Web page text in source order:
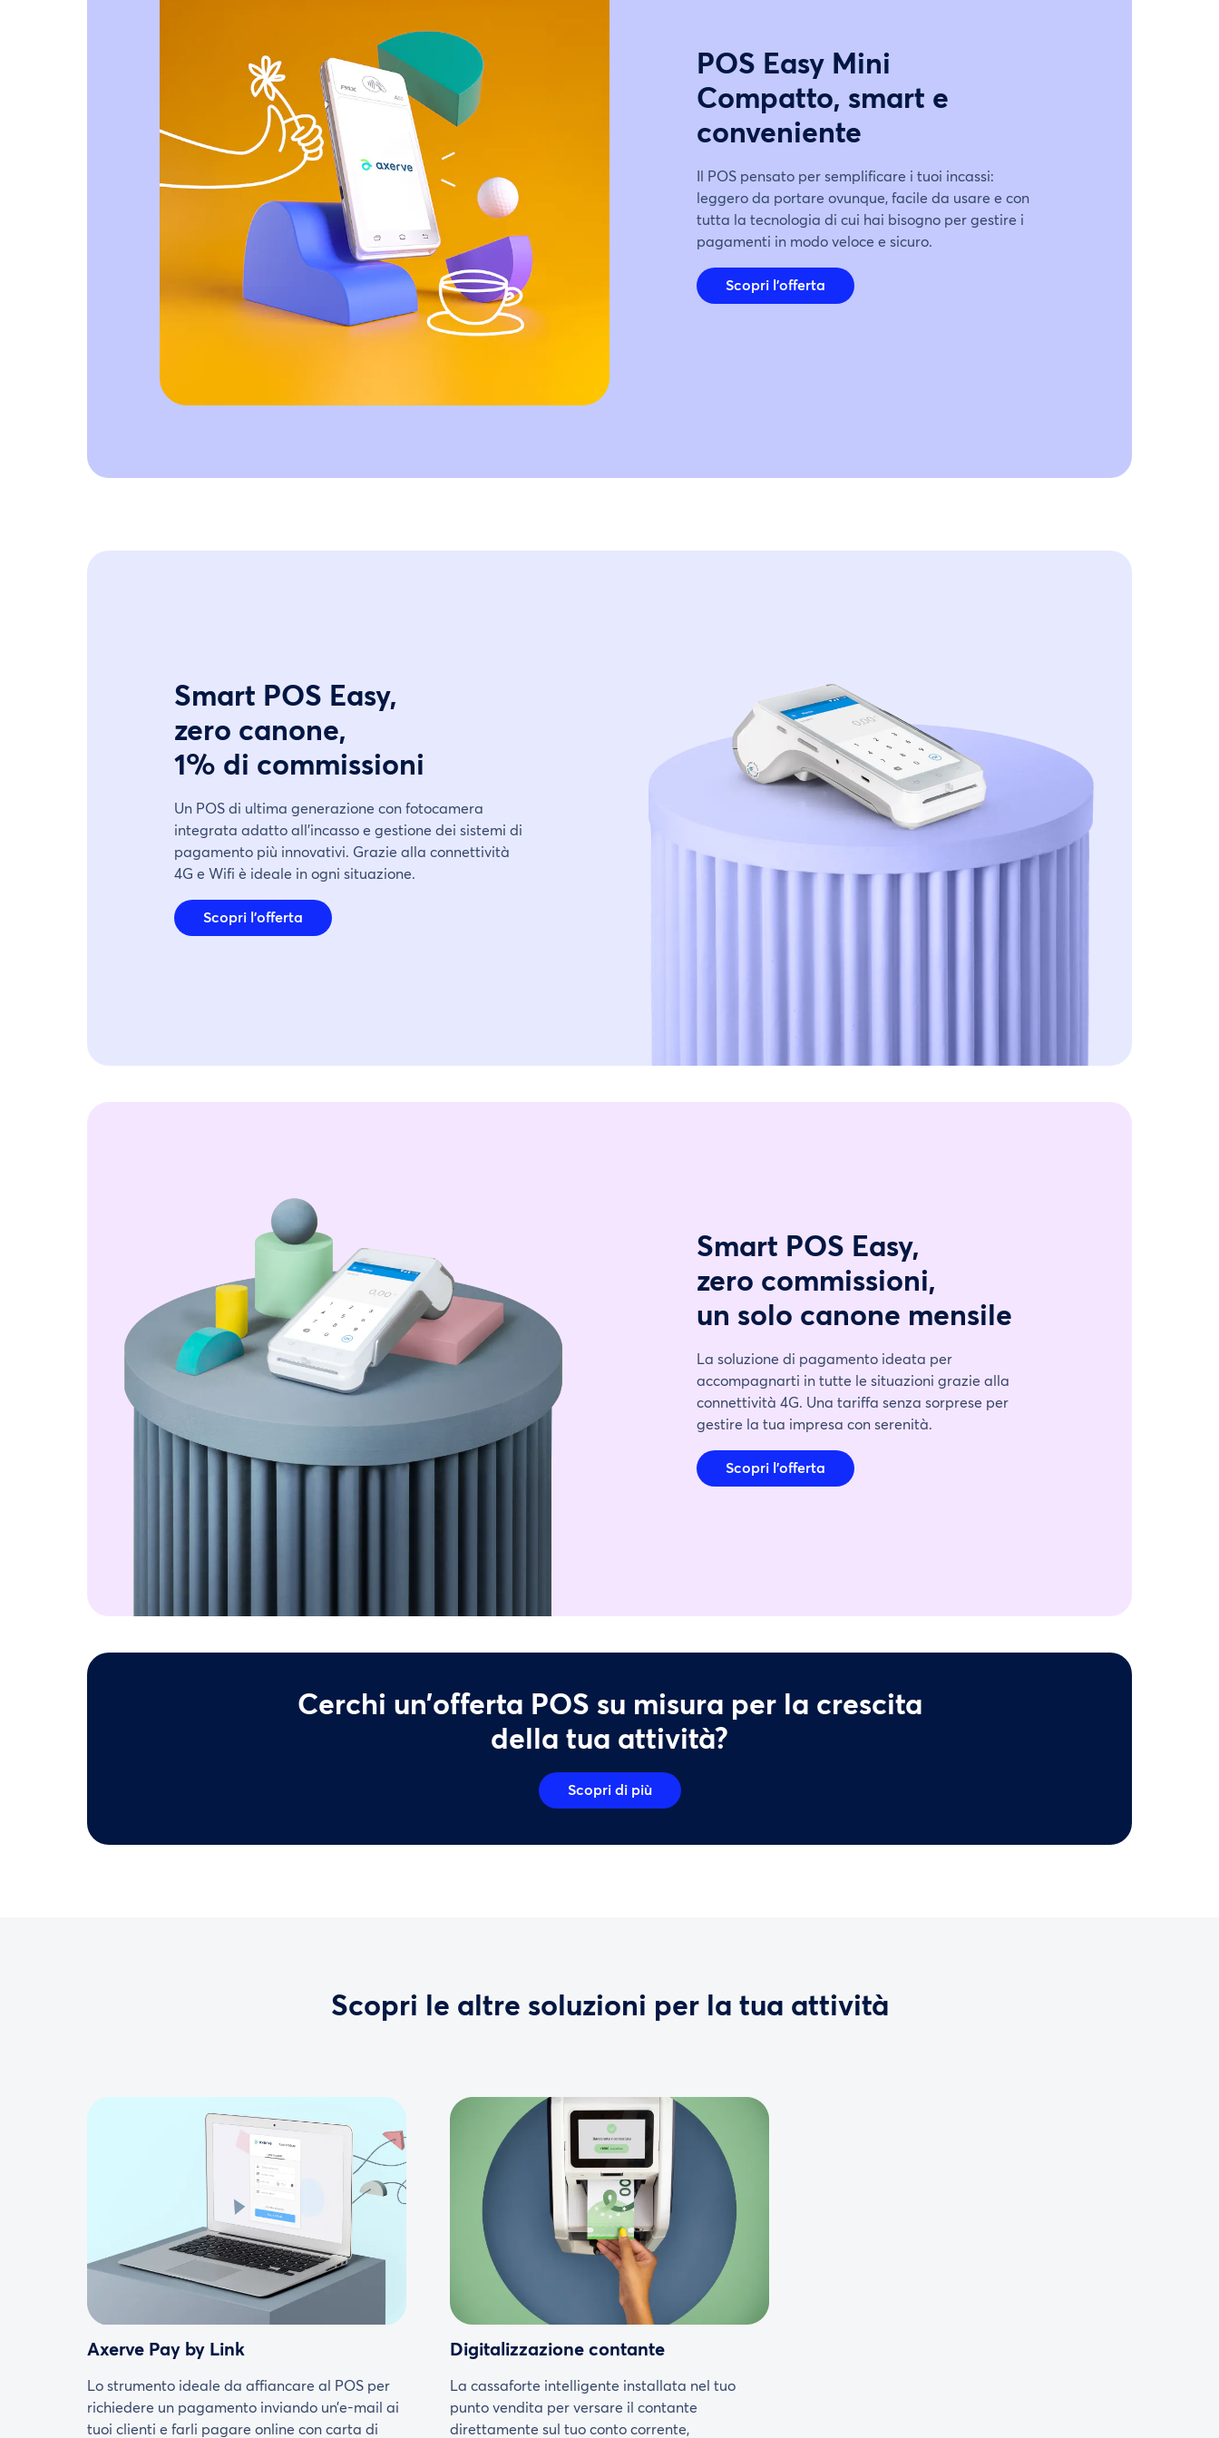
POS Easy Mini
Compatto, smart e
conveniente
Il POS pensato per semplificare i tuoi incassi:
leggero da portare ovunque, facile da usare e con
tutta la tecnologia di cui hai bisogno per gestire i
pagamenti in modo veloce e sicuro.
Scopri l’offerta
Smart POS Easy,
zero canone,
1% di commissioni
Un POS di ultima generazione con fotocamera
integrata adatto all’incasso e gestione dei sistemi di
pagamento più innovativi. Grazie alla connettività
4G e Wifi è ideale in ogni situazione.
Scopri l’offerta
Smart POS Easy,
zero commissioni,
un solo canone mensile
La soluzione di pagamento ideata per
accompagnarti in tutte le situazioni grazie alla
connettività 4G. Una tariffa senza sorprese per
gestire la tua impresa con serenità.
Scopri l’offerta
Cerchi un’offerta POS su misura per la crescita
della tua attività?
Scopri di più
Scopri le altre soluzioni per la tua attività
Axerve Pay by Link
Lo strumento ideale da affiancare al POS per
richiedere un pagamento inviando un’e-mail ai
tuoi clienti e farli pagare online con carta di
Digitalizzazione contante
La cassaforte intelligente installata nel tuo
punto vendita per versare il contante
direttamente sul tuo conto corrente,